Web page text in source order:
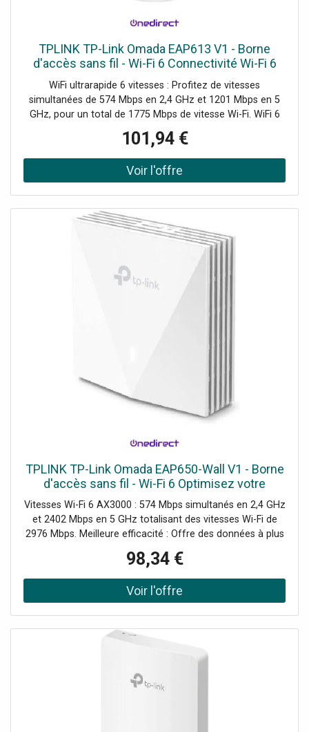
TPLINK TP-Link Omada EAP613 V1 - Borne
d'accès sans fil - Wi-Fi 6 Connectivité Wi-Fi 6
ultrarapide pour tous vos besoins de réseau !
WiFi ultrarapide 6 vitesses : Profitez de vitesses
simultanées de 574 Mbps en 2,4 GHz et 1201 Mbps en 5
GHz, pour un total de 1775 Mbps de vitesse Wi-Fi. WiFi 6
haute performance : Permet à un plus grand nombre de
dispositifs connectés de bénéficier de vitesses plus
rapides. Gestion centralisée via le Cloud : Gérez l'ensemble
du réseau localement ou depuis le cloud via l'interface
101,94 €
TPLINK TP-Link Omada EAP650-Wall V1 - Borne
d'accès sans fil - Wi-Fi 6 Optimisez votre
connectivité Wi-Fi, pour des performances
exceptionnelles et une
Vitesses Wi-Fi 6 AX3000 : 574 Mbps simultanés en 2,4 GHz
et 2402 Mbps en 5 GHz totalisant des vitesses Wi-Fi de
2976 Mbps. Meilleure efficacité : Offre des données à plus
garantissant une connectivité fluide. Couverture complète
: Assure des signaux forts et une couverture Wi-Fi de coin
à coin dans la pièce. Demander un audit de connectivité !
98,34 €